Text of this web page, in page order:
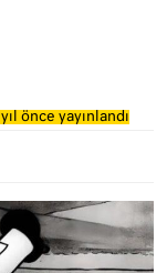
önce yayınlandı